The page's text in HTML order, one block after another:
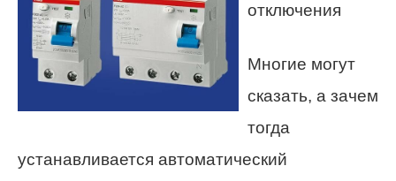
отключения
Многие могут
сказать, а зачем
тогда
устанавливается автоматический